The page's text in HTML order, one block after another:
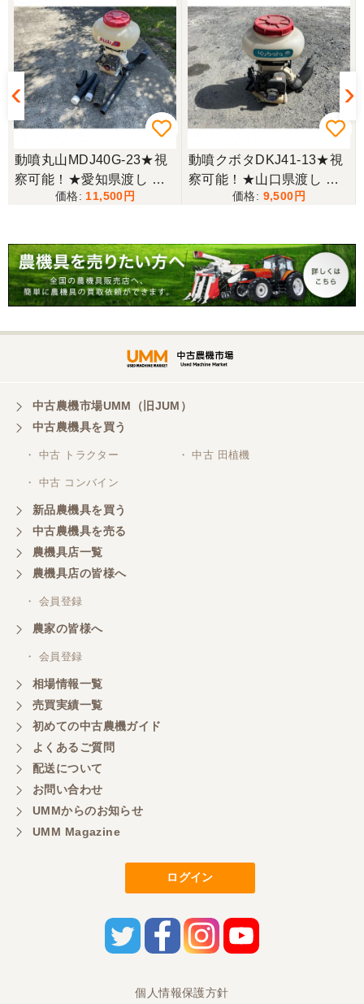
10月にコンバインを購入させていただきました、香
川県から熊本県まで運んでもらい、 とても親切に機
械の説明をしていただき感謝しています。 そして、
この度無事に稲刈りを行い、終了しました。 農機リ
ンクスさん、ありがとうございました。
動噴丸山MDJ40G-23★視
察可能！★愛知県渡し 丸
山 噴霧器 MDJ40G-23 背
剤対応 現状渡し【P11432
285】
11,500
動噴クボタDKJ41-13★視
察可能！★山口県渡し ク
ボタ 背負動噴 DKJ41-13
現状渡し【P11367092】
9,500
中古農機市場UMM（旧JUM）
中古農機具を買う
・ 中古 トラクター ・ 中古 田植機
・ 中古 コンバイン
新品農機具を買う
中古農機具を売る
農機具店一覧
農機具店の皆様へ
・ 会員登録
農家の皆様へ
・ 会員登録
相場情報一覧
売買実績一覧
初めての中古農機ガイド
よくあるご質問
配送について
お問い合わせ
UMMからのお知らせ
UMM Magazine
ログイン
個人情報保護方針